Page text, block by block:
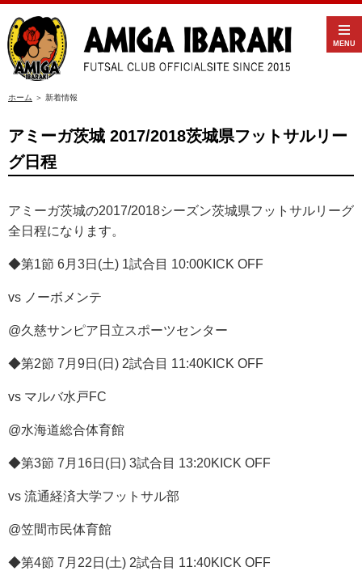
MENU
ホーム ＞ 新着情報
アミーガ茨城 2017/2018茨城県フットサルリー
グ日程
アミーガ茨城の2017/2018シーズン茨城県フットサルリーグ
全日程になります。
◆第1節 6月3日(土) 1試合目 10:00KICK OFF
vs ノーボメンテ
@久慈サンピア日立スポーツセンター
◆第2節 7月9日(日) 2試合目 11:40KICK OFF
vs マルバ水戸FC
@水海道総合体育館
◆第3節 7月16日(日) 3試合目 13:20KICK OFF
vs 流通経済大学フットサル部
@笠間市民体育館
◆第4節 7月22日(土) 2試合目 11:40KICK OFF